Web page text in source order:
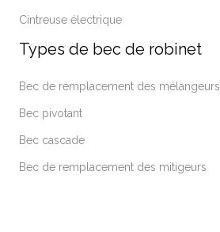
Cintreuse électrique
Types de bec de robinet
Bec de remplacement des mélangeurs
Bec pivotant
Bec cascade
Bec de remplacement des mitigeurs